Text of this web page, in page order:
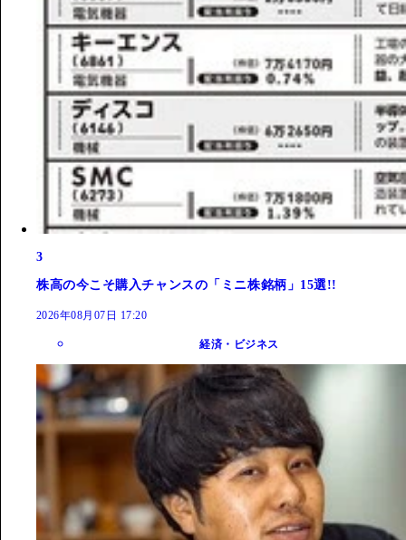
3
株高の今こそ購入チャンスの「ミニ株銘柄」15選!!
2026年08月07日 17:20
経済・ビジネス